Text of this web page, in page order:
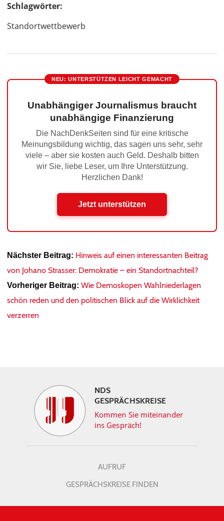
Schlagwörter:
Standortwettbewerb
NEU: UNTERSTÜTZEN LEICHT GEMACHT
Unabhängiger Journalismus braucht
unabhängige Finanzierung
Die NachDenkSeiten sind für eine kritische
Meinungsbildung wichtig, das sagen uns sehr, sehr
viele – aber sie kosten auch Geld. Deshalb bitten
wir Sie, liebe Leser, um Ihre Unterstützung.
Herzlichen Dank!
Jetzt unterstützen
Nächster Beitrag: Hinweis auf einen interessanten Beitrag
von Johano Strasser: Demokratie – ein Standortnachteil?
Vorheriger Beitrag: Wie Demoskopen Wahlniederlagen
schön reden und den politischen Blick auf die Wirklichkeit
verzerren
NDS
GESPRÄCHSKREISE
Kommen Sie miteinander
ins Gespräch!
AUFRUF
GESPRÄCHSKREISE FINDEN